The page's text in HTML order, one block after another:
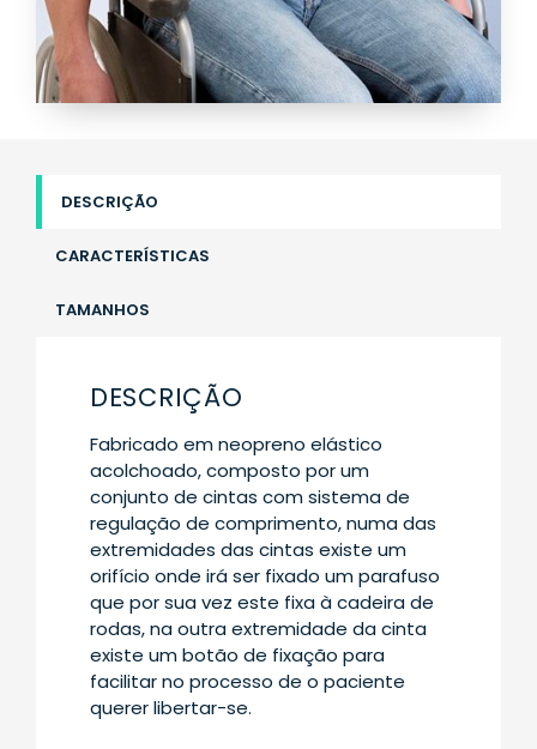
DESCRIÇÃO
CARACTERÍSTICAS
TAMANHOS
DESCRIÇÃO
Fabricado em neopreno elástico
acolchoado, composto por um
conjunto de cintas com sistema de
regulação de comprimento, numa das
extremidades das cintas existe um
orifício onde irá ser fixado um parafuso
que por sua vez este fixa à cadeira de
rodas, na outra extremidade da cinta
existe um botão de fixação para
facilitar no processo de o paciente
querer libertar-se.